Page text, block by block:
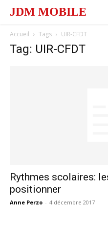
JDM MOBILE
Accueil Tags UIR-CFDT
Tag: UIR-CFDT
Rythmes scolaires:
positionner
Anne Perzo - 4 décembre 2017